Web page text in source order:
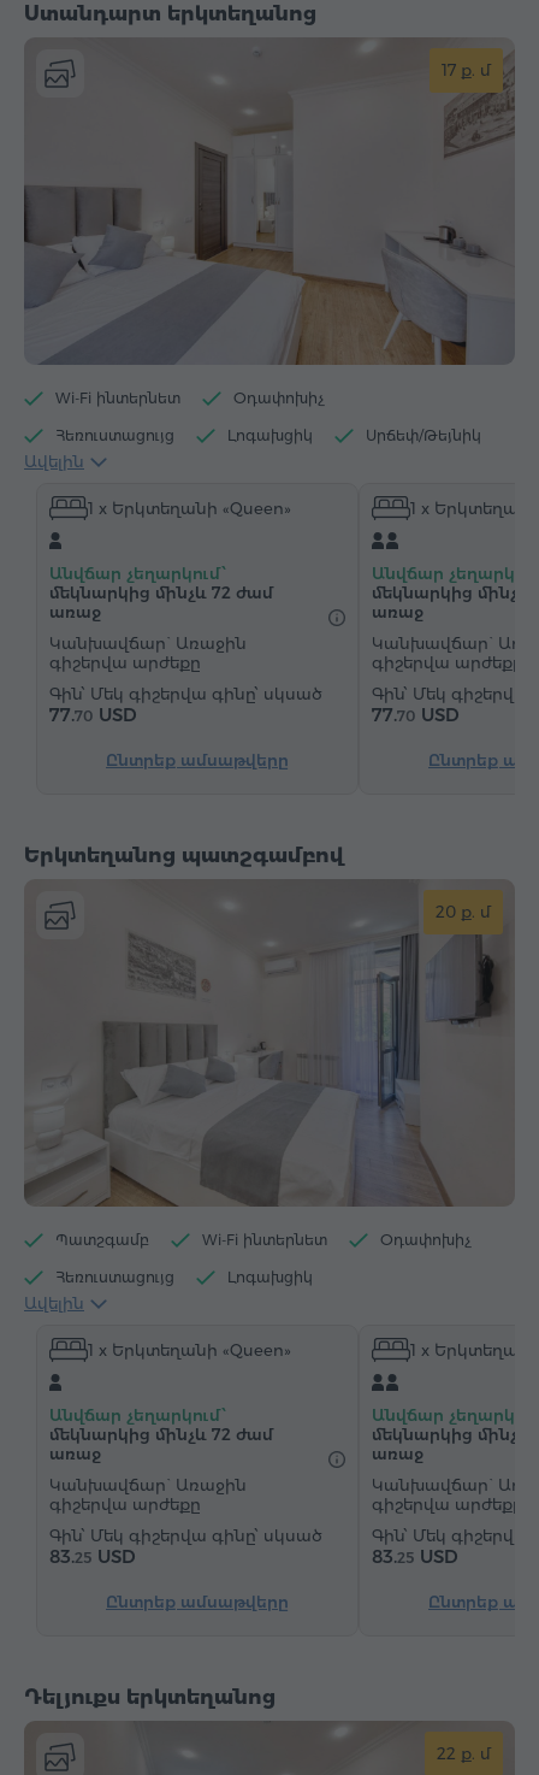
Ստանդարտ երկտեղանոց
17 ք. մ
Wi-Fi ինտերնետ Օդափոխիչ
Հեռուստացույց Լոգախցիկ Սրճեփ/Թեյնիկ
Էլեկտրական թեյնիկ
Հիգիենայի պարագաներ Սրբիչներ
Հողաթափեր
Պահարան Գրասեղան Աթոռ
Չհրկիզվող պահարան
"Զանգ-զարթուցիչ" ծառայություն
Կաբելային հեռուստաալիքներ Մանրահատակ
Ավելին
1 x Երկտեղանի «Queen»
Անվճար չեղարկում՝
մեկնարկից մինչև 72 ժամ
առաջ
Կանխավճար` Առաջին
գիշերվա արժեքը
Մեկ գիշերվա գինը՝ սկսած
77.70 USD
Ընտրեք ամսաթվերը
1 x Երկտեղանի
Անվճար
մեկնարկից մինչև
առաջ
Կանխավճար`
գիշերվա արժեքը
Մեկ գիշերվա
77.70 USD
Ընտրեք
Երկտեղանոց պատշգամբով
20 ք. մ
Պատշգամբ Wi-Fi ինտերնետ Օդափոխիչ
Հեռուստացույց Լոգախցիկ
Էլեկտրական թեյնիկ
Հիգիենայի պարագաներ Սրբիչներ
Հողաթափեր
Պահարան Գրասեղան Աթոռ
Չհրկիզվող պահարան
"Զանգ-զարթուցիչ" ծառայություն
Կաբելային հեռուստաալիքներ Մանրահատակ
Ավելին
1 x Երկտեղանի «Queen»
Անվճար չեղարկում՝
մեկնարկից մինչև 72 ժամ
առաջ
Կանխավճար` Առաջին
գիշերվա արժեքը
Մեկ գիշերվա գինը՝ սկսած
83.25 USD
Ընտրեք ամսաթվերը
1 x Երկտեղանի
Անվճար
մեկնարկից մինչև
առաջ
Կանխավճար`
գիշերվա արժեքը
Մեկ գիշերվա
83.25 USD
Ընտրեք
Դելյուքս երկտեղանոց
22 ք. մ